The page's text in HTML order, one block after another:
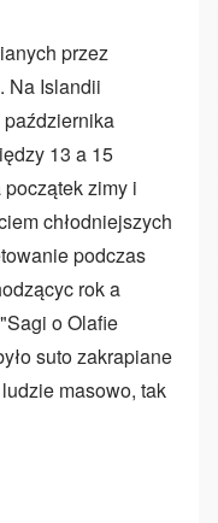
przez
Na Islandii
13 a 15
zimy i
chłodniejszych
podczas
rok a
o Olafie
suto zakrapiane
masowo, tak